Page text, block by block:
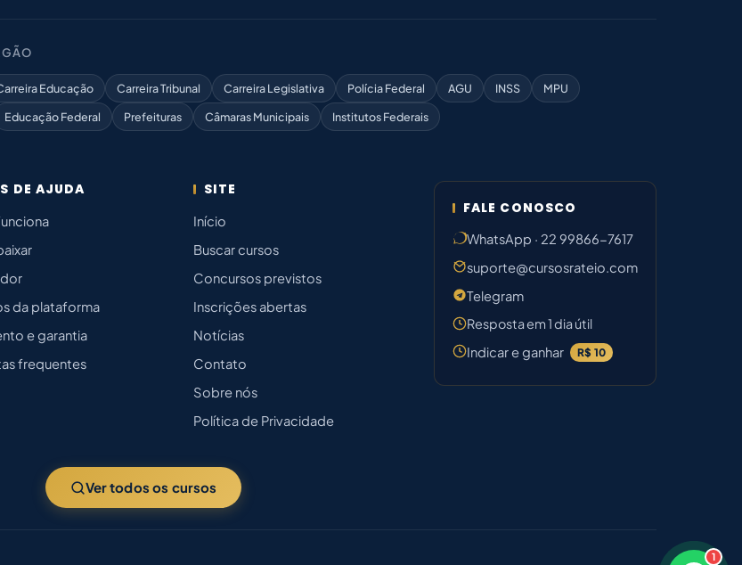
1
Educação Carreira Tribunal Carreira Legislativa Polícia Federal AGU INSS
MPU
Educação Federal Prefeituras Câmaras Municipais Institutos Federais
DE AJUDA
da plataforma
e garantia
frequentes
SITE
Início
Buscar cursos
Concursos previstos
Inscrições abertas
Notícias
Contato
Sobre nós
Política de Privacidade
FALE CONOSCO
WhatsApp · 22 99866-7617
suporte@cursosrateio.com
Telegram
Resposta em 1 dia útil
Indicar e ganhar
R$ 10
Ver todos os cursos